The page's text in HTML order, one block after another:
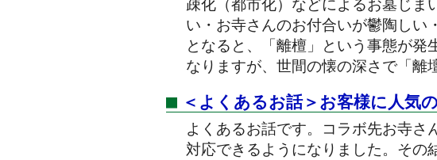
疎化（都市化）などによるお墓じま
い・お寺さんのお付合いが鬱陶しい
となると、「離檀」という事態が発
なりますが、世間の懐の深さで「離
＜よくあるお話＞お客様に人気
よくあるお話です。コラボ先お寺さ
対応できるようになりました。その